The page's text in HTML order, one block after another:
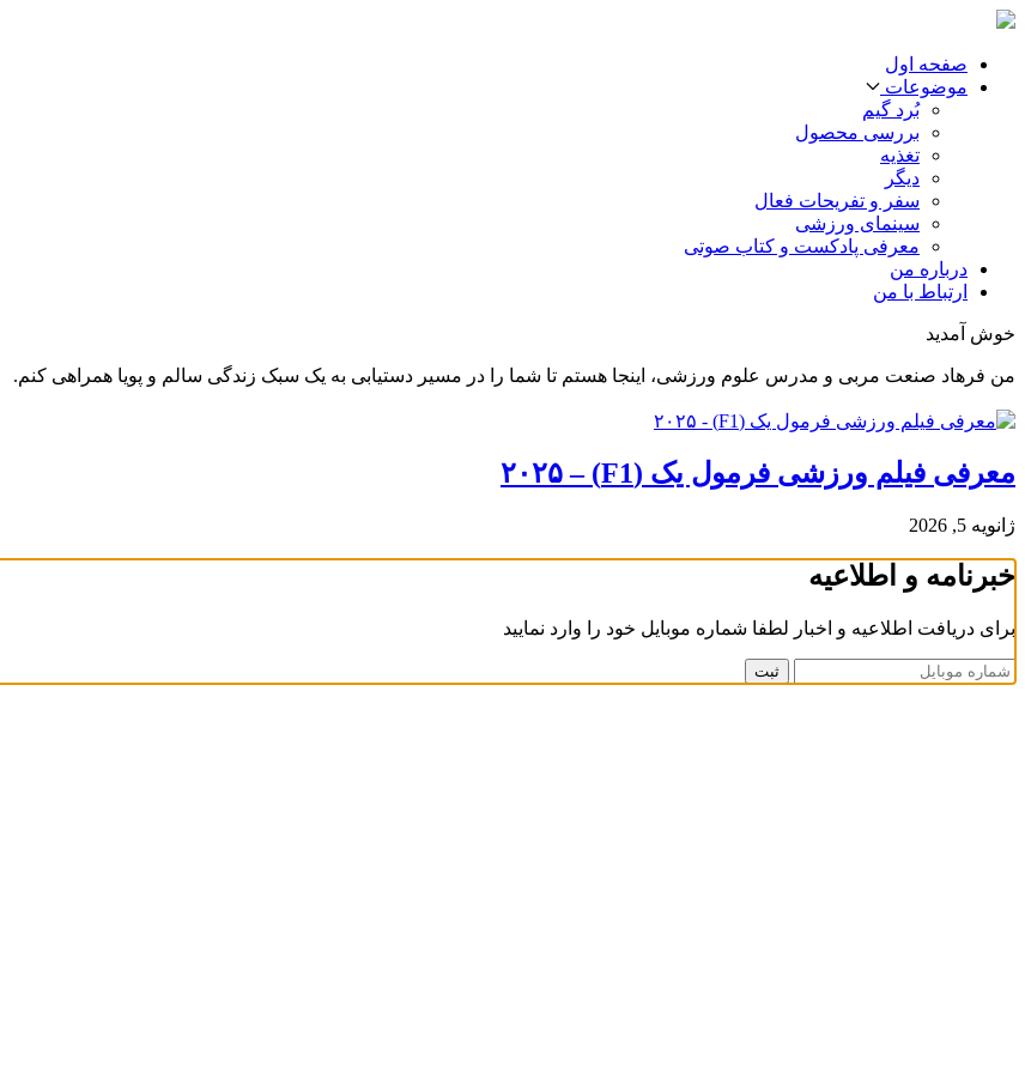
صفحه اول
موضوعات
بُرد گیم
بررسی محصول
تغذیه
دیگر
سفر و تفریحات فعال
سینمای ورزشی
معرفی پادکست و کتاب صوتی
درباره من
ارتباط با من
خوش آمدید
من فرهاد صنعت مربی و مدرس علوم ورزشی، اینجا هستم تا شما را در مسیر دستیابی به یک سبک زندگی سالم و پویا همراهی کنم.
معرفی فیلم ورزشی فرمول یک (F1) – ۲۰۲۵
ژانویه 5, 2026
خبرنامه و اطلاعیه
برای دریافت اطلاعیه و اخبار لطفا شماره موبایل خود را وارد نمایید
ثبت